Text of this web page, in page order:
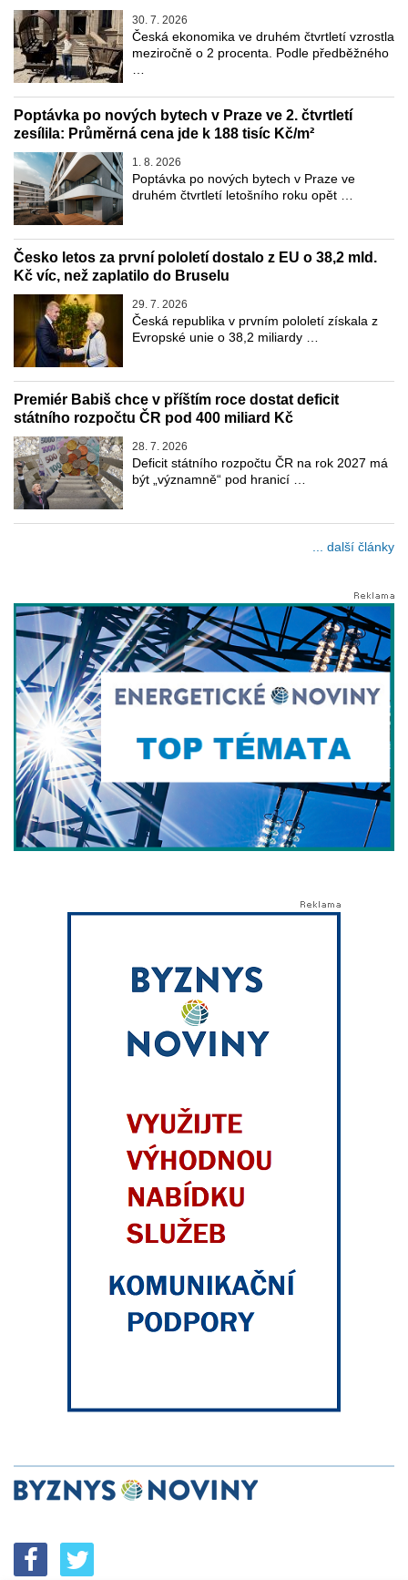
30. 7. 2026
Česká ekonomika ve druhém čtvrtletí vzrostla
meziročně o 2 procenta. Podle předběžného
Poptávka po nových bytech v Praze ve 2. čtvrtletí
zesílila: Průměrná cena jde k 188 tisíc Kč/m²
1. 8. 2026
Poptávka po nových bytech v Praze ve
druhém čtvrtletí letošního roku opět …
Česko letos za první pololetí dostalo z EU o 38,2 mld.
Kč víc, než zaplatilo do Bruselu
29. 7. 2026
Česká republika v prvním pololetí získala z
Evropské unie o 38,2 miliardy …
Premiér Babiš chce v příštím roce dostat deficit
státního rozpočtu ČR pod 400 miliard Kč
28. 7. 2026
Deficit státního rozpočtu ČR na rok 2027 má
být „významně“ pod hranicí …
... další články